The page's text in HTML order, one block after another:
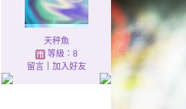
天秤魚
等級：8
留言｜ 加入好友